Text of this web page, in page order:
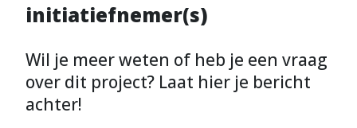
initiatiefnemer(s)
Wil je meer weten of heb je een vraag
over dit project? Laat hier je bericht
achter!